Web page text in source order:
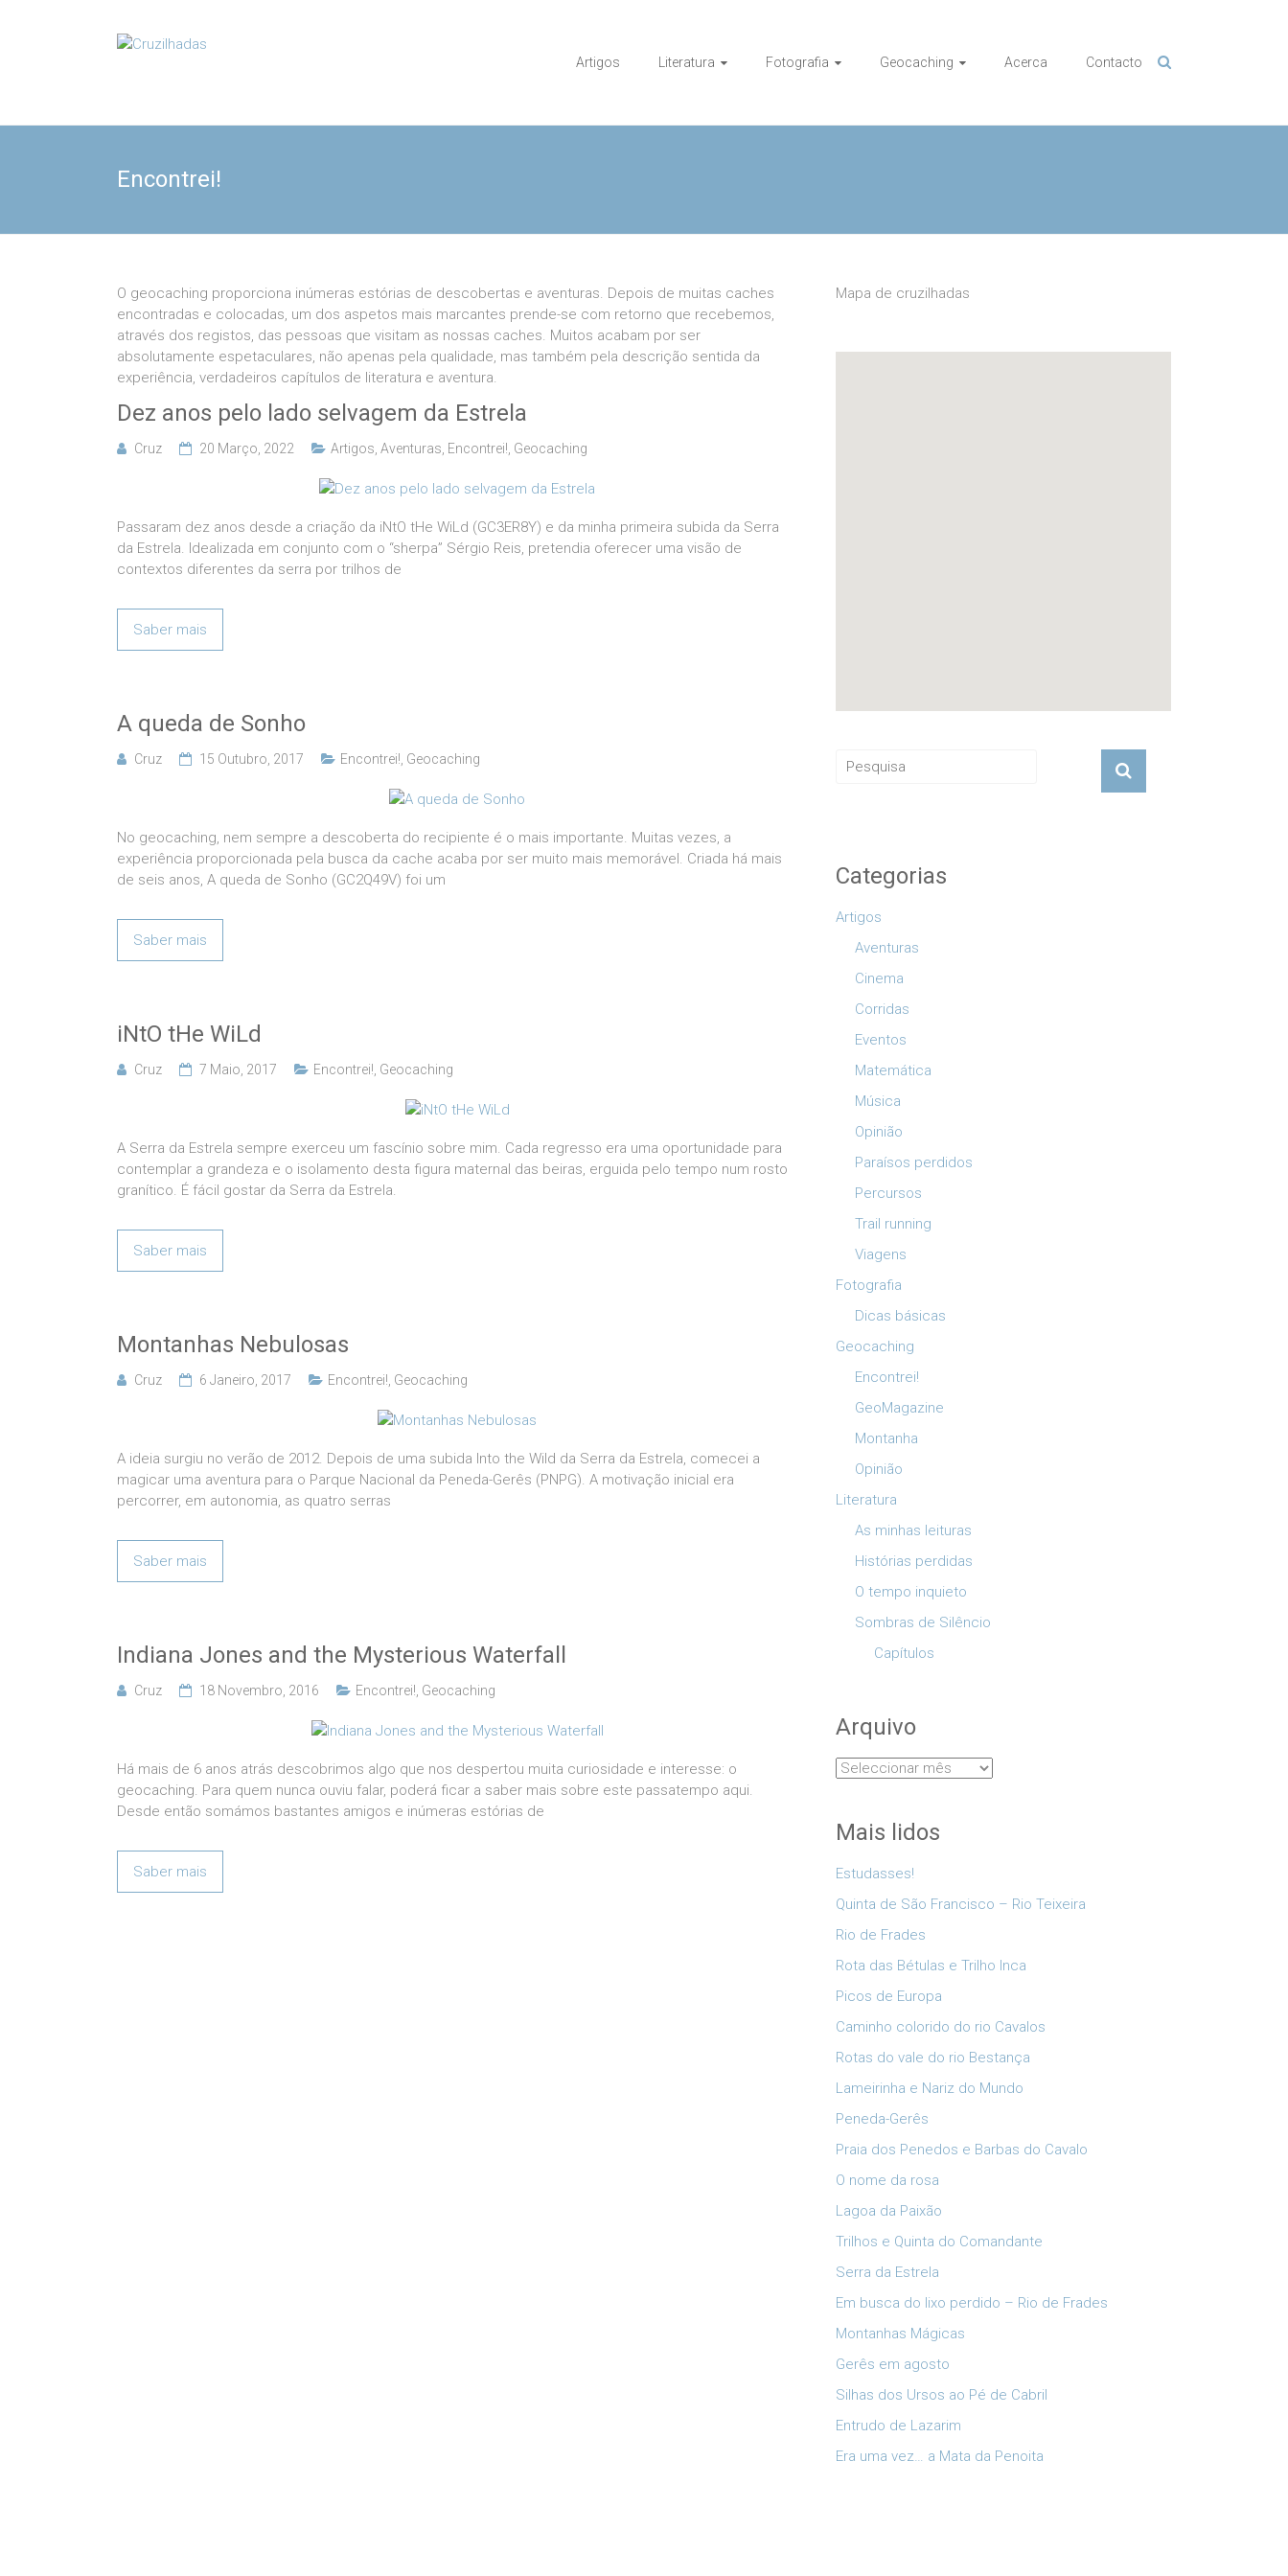
Cruzilhadas Artigos Literatura Fotografia Geocaching Acerca Contacto
Encontrei!
O geocaching proporciona inúmeras estórias de descobertas e aventuras. Depois de muitas caches
encontradas e colocadas, um dos aspetos mais marcantes prende-se com retorno que recebemos,
através dos registos, das pessoas que visitam as nossas caches. Muitos acabam por ser
absolutamente espetaculares, não apenas pela qualidade, mas também pela descrição sentida da
experiência, verdadeiros capítulos de literatura e aventura.
Dez anos pelo lado selvagem da Estrela
Cruz 20 Março, 2022 Artigos Aventuras Encontrei! Geocaching
Passaram dez anos desde a criação da iNtO tHe WiLd (GC3ER8Y) e da minha primeira subida da Serra
da Estrela. Idealizada em conjunto com o “sherpa” Sérgio Reis, pretendia oferecer uma visão de
contextos diferentes da serra por trilhos de
Saber mais
A queda de Sonho
Cruz 15 Outubro, 2017 Encontrei! Geocaching
No geocaching, nem sempre a descoberta do recipiente é o mais importante. Muitas vezes, a
experiência proporcionada pela busca da cache acaba por ser muito mais memorável. Criada há mais
de seis anos, A queda de Sonho (GC2Q49V) foi um
Saber mais
iNtO tHe WiLd
Cruz 7 Maio, 2017 Encontrei! Geocaching
A Serra da Estrela sempre exerceu um fascínio sobre mim. Cada regresso era uma oportunidade para
contemplar a grandeza e o isolamento desta figura maternal das beiras, erguida pelo tempo num rosto
granítico. É fácil gostar da Serra da Estrela.
Saber mais
Montanhas Nebulosas
Cruz 6 Janeiro, 2017 Encontrei! Geocaching
A ideia surgiu no verão de 2012. Depois de uma subida Into the Wild da Serra da Estrela, comecei a
magicar uma aventura para o Parque Nacional da Peneda-Gerês (PNPG). A motivação inicial era
percorrer, em autonomia, as quatro serras
Saber mais
Indiana Jones and the Mysterious Waterfall
Cruz 18 Novembro, 2016 Encontrei! Geocaching
Há mais de 6 anos atrás descobrimos algo que nos despertou muita curiosidade e interesse: o
geocaching. Para quem nunca ouviu falar, poderá ficar a saber mais sobre este passatempo aqui.
Desde então somámos bastantes amigos e inúmeras estórias de
Saber mais
Mapa de cruzilhadas
Categorias
Artigos
Aventuras
Cinema
Corridas
Eventos
Matemática
Música
Opinião
Paraísos perdidos
Percursos
Trail running
Viagens
Fotografia
Dicas básicas
Geocaching
Encontrei!
GeoMagazine
Montanha
Opinião
Literatura
As minhas leituras
Histórias perdidas
O tempo inquieto
Sombras de Silêncio
Capítulos
Arquivo
Arquivo
Mais lidos
Estudasses!
Quinta de São Francisco – Rio Teixeira
Rio de Frades
Rota das Bétulas e Trilho Inca
Picos de Europa
Caminho colorido do rio Cavalos
Rotas do vale do rio Bestança
Lameirinha e Nariz do Mundo
Peneda-Gerês
Praia dos Penedos e Barbas do Cavalo
O nome da rosa
Lagoa da Paixão
Trilhos e Quinta do Comandante
Serra da Estrela
Em busca do lixo perdido – Rio de Frades
Montanhas Mágicas
Gerês em agosto
Silhas dos Ursos ao Pé de Cabril
Entrudo de Lazarim
Era uma vez… a Mata da Penoita